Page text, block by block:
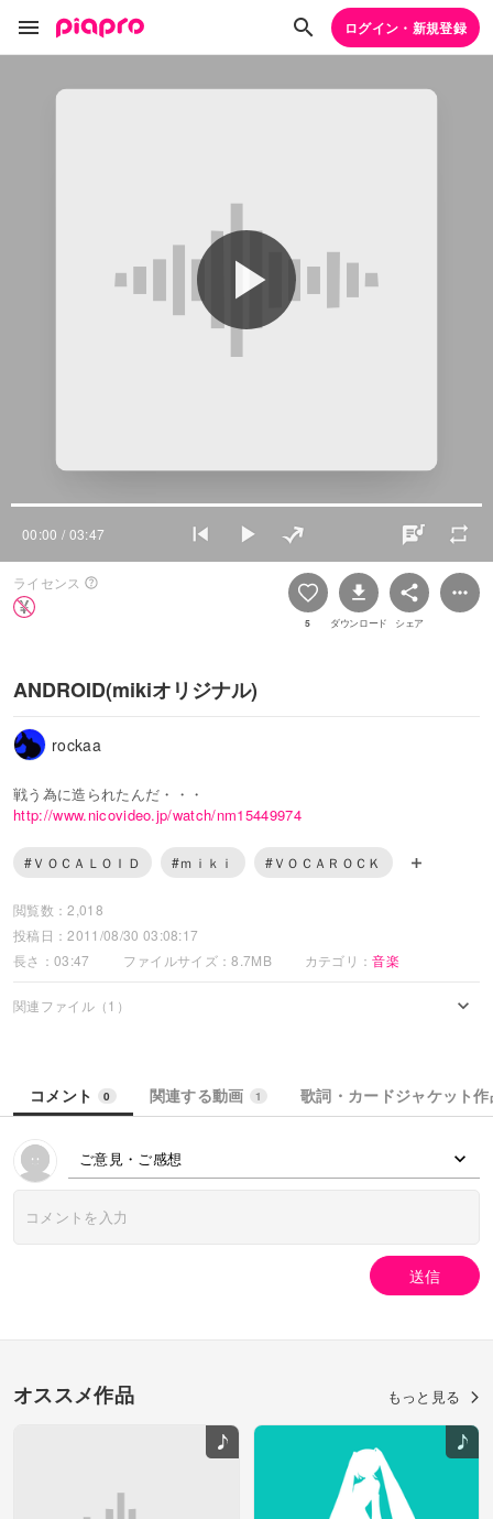
ログイン・新規登録
00:00 / 03:47
ライセンス
5 ダウンロード シェア
ANDROID(mikiオリジナル)
rockaa
戦う為に造られたんだ・・・
http://www.nicovideo.jp/watch/nm15449974
#ＶＯＣＡＬＯＩＤ #ｍｉｋｉ #ＶＯＣＡＲＯＣＫ
閲覧数：2,018
投稿日：2011/08/30 03:08:17
長さ：03:47
ファイルサイズ：8.7MB カテゴリ：音楽
関連ファイル（1）
コメント 0 関連する動画 1 歌詞・カードジャケット
ご意見・ご感想
送信
オススメ作品 もっと見る